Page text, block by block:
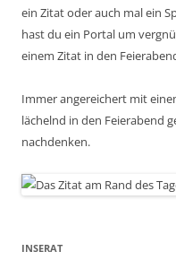
ein Zitat oder auch mal ein
hast du ein Portal um
einem Zitat in den
Immer angereichert mit
lächelnd in den Feierabend
nachdenken.
INSERAT